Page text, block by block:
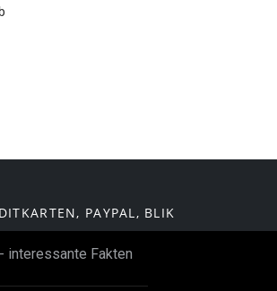
PAYPAL, BLIK
interessante Fakten